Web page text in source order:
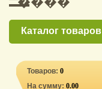
Каталог товаров
Товаров: 0
На сумму: 0.00